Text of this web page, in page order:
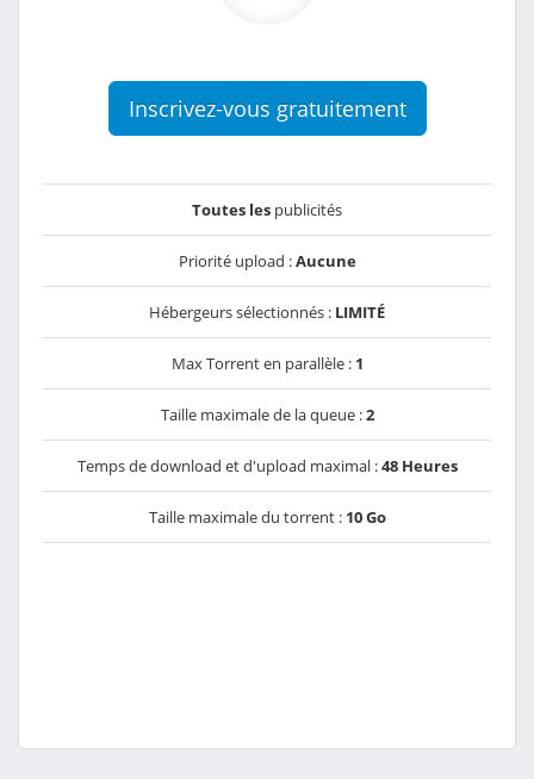
Inscrivez-vous gratuitement
Toutes les publicités
Priorité upload :Aucune
Hébergeurs sélectionnés : LIMITÉ
Max Torrent en parallèle : 1
Taille maximale de la queue :2
Temps de download et d'upload maximal :48 Heures
Taille maximale du torrent : 10 Go